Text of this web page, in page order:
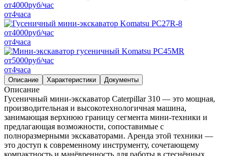
от4000руб/час
от4часа
от4000руб/час
от4часа
от5000руб/час
от4часа
Описание Характеристики Документы
Описание
Гусеничный мини-экскаватор Caterpillar 310 — это мощная,
производительная и высокотехнологичная машина,
занимающая верхнюю границу сегмента мини-техники и
предлагающая возможности, сопоставимые с
полноразмерными экскаваторами. Аренда этой техники —
это доступ к современному инструменту, сочетающему
компактность и манёвренность для работы в стеснённых